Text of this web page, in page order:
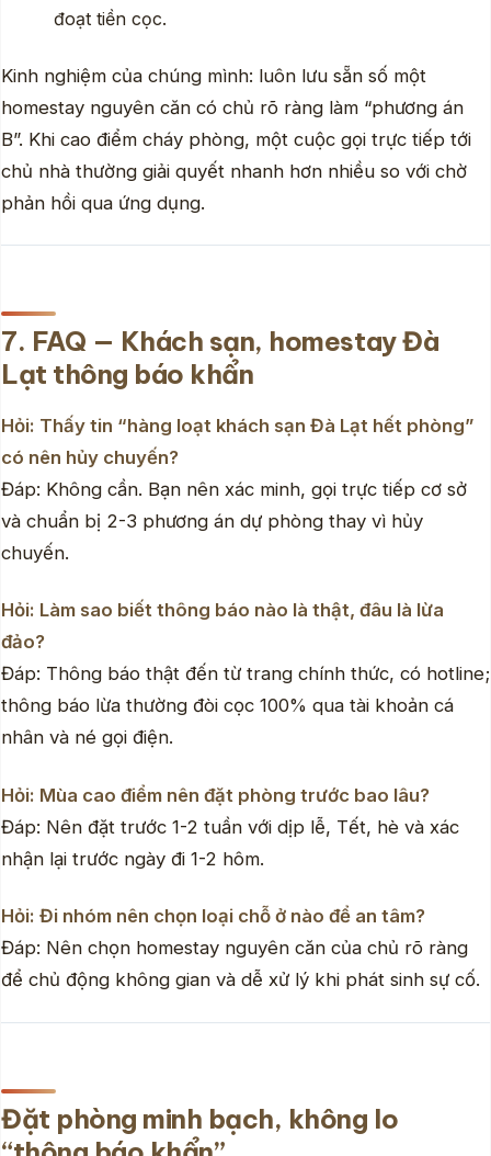
đoạt tiền cọc.
Kinh nghiệm của chúng mình: luôn lưu sẵn số một
homestay nguyên căn có chủ rõ ràng làm “phương án
B”. Khi cao điểm cháy phòng, một cuộc gọi trực tiếp tới
chủ nhà thường giải quyết nhanh hơn nhiều so với chờ
phản hồi qua ứng dụng.
7. FAQ — Khách sạn, homestay Đà
Lạt thông báo khẩn
Hỏi: Thấy tin “hàng loạt khách sạn Đà Lạt hết phòng”
có nên hủy chuyến?
Đáp: Không cần. Bạn nên xác minh, gọi trực tiếp cơ sở
và chuẩn bị 2-3 phương án dự phòng thay vì hủy
chuyến.
Hỏi: Làm sao biết thông báo nào là thật, đâu là lừa
đảo?
Đáp: Thông báo thật đến từ trang chính thức, có hotline;
thông báo lừa thường đòi cọc 100% qua tài khoản cá
nhân và né gọi điện.
Hỏi: Mùa cao điểm nên đặt phòng trước bao lâu?
Đáp: Nên đặt trước 1-2 tuần với dịp lễ, Tết, hè và xác
nhận lại trước ngày đi 1-2 hôm.
Hỏi: Đi nhóm nên chọn loại chỗ ở nào để an tâm?
Đáp: Nên chọn homestay nguyên căn của chủ rõ ràng
để chủ động không gian và dễ xử lý khi phát sinh sự cố.
Đặt phòng minh bạch, không lo